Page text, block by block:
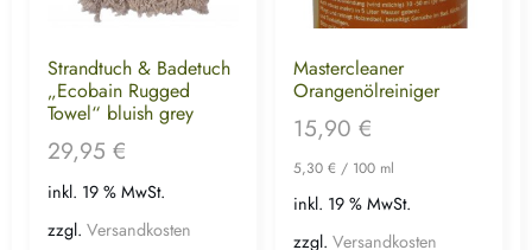
Strandtuch & Badetuch
„Ecobain Rugged
Towel“ bluish grey
29,95 €
inkl. 19 % MwSt.
zzgl. Versandkosten
Mastercleaner
Orangenölreiniger
15,90 €
5,30 €/ 100 ml
inkl. 19 % MwSt.
zzgl. Versandkosten